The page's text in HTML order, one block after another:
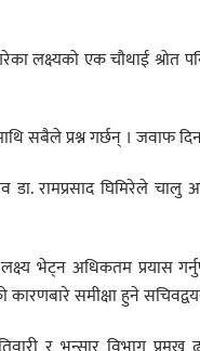
लक्ष्यको एक चौथाई
सबैले प्रश्न गर्छन् । जवाफ
रामप्रसाद घिमिरेले
भेट्न अधिकतम प्रयास
समीक्षा हुने